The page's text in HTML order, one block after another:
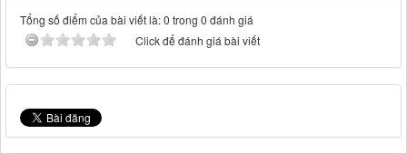
Tổng số điểm của bài viết là: 0 trong 0 đánh giá
Click để đánh giá bài viết